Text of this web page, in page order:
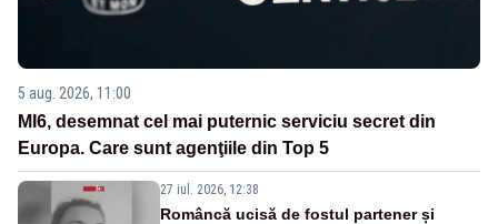
5 aug. 2026, 11:00
MI6, desemnat cel mai puternic serviciu secret din
Europa. Care sunt agenţiile din Top 5
27 iul. 2026, 12:38
Româncă ucisă de fostul partener și